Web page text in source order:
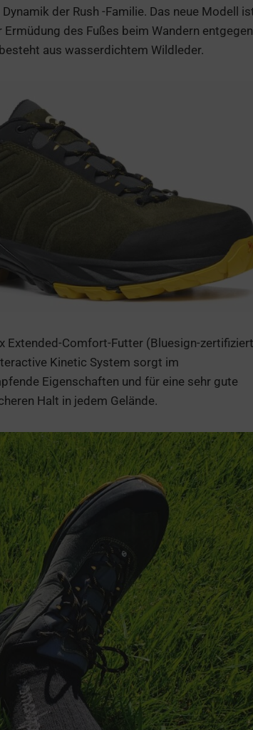
der Rush -Familie. Das neue Modell
des Fußes beim Wandern entgegen
aus wasserdichtem Wildleder.
Extended-Comfort-Futter (Bluesign-
Kinetic System sorgt im
Eigenschaften und für eine sehr gute
Halt in jedem Gelände.